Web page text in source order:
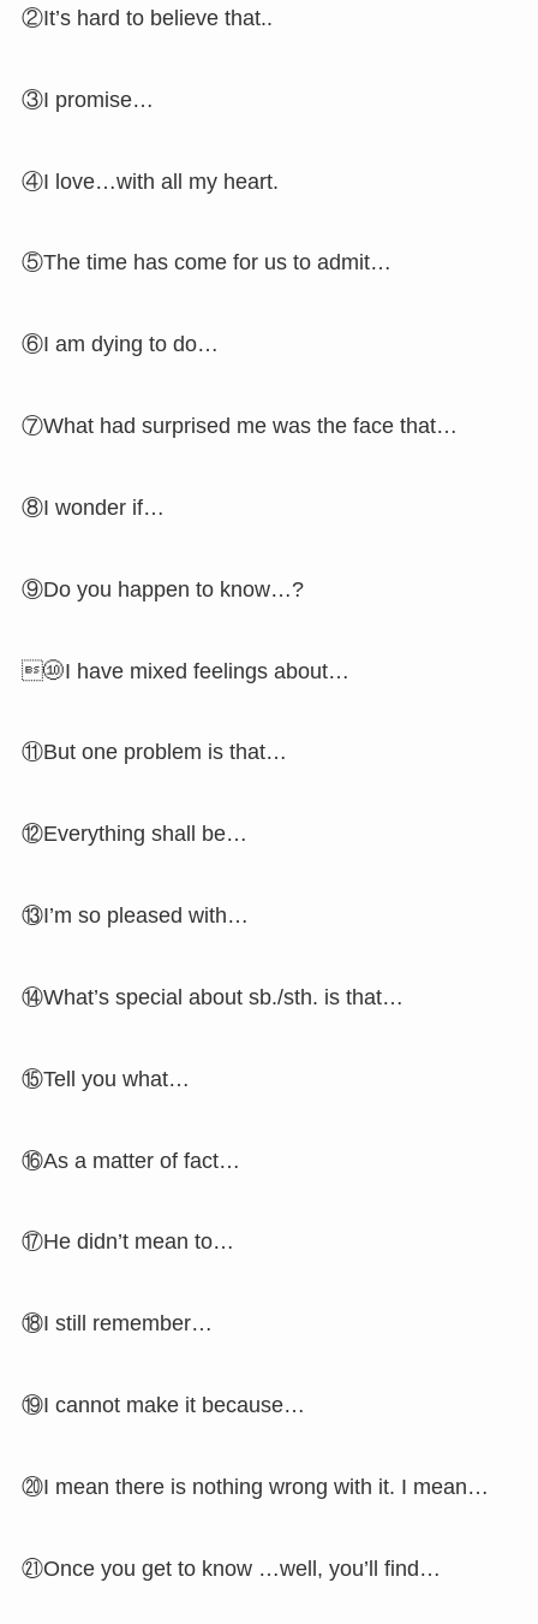
②It’s hard to believe that..
③I promise…
④I love…with all my heart.
⑤The time has come for us to admit…
⑥I am dying to do…
⑦What had surprised me was the face that…
⑧I wonder if…
⑨Do you happen to know…?
⑩I have mixed feelings about…
⑪But one problem is that…
⑫Everything shall be…
⑬I’m so pleased with…
⑭What’s special about sb./sth. is that…
⑮Tell you what…
⑯As a matter of fact…
⑰He didn’t mean to…
⑱I still remember…
⑲I cannot make it because…
⑳I mean there is nothing wrong with it. I mean…
㉑Once you get to know …well, you’ll find…